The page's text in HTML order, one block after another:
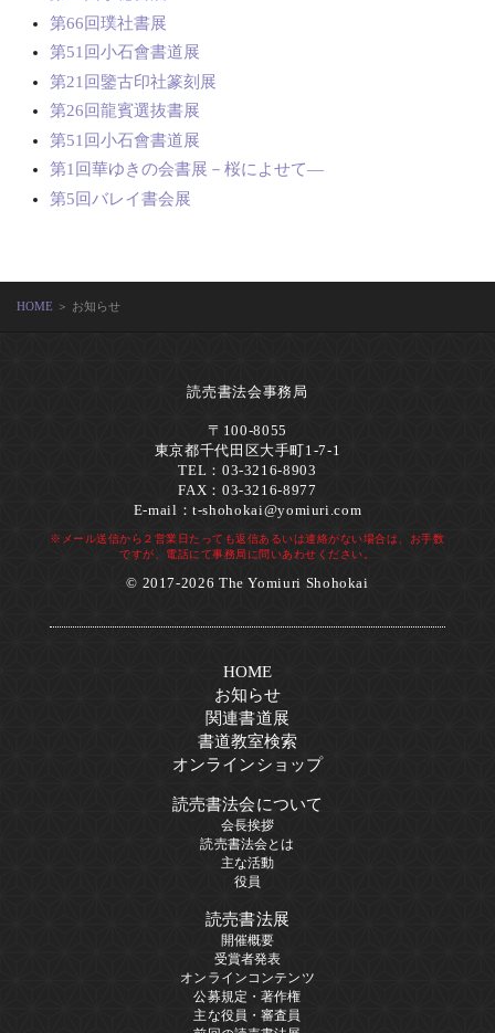
第66回璞社書展
第51回小石會書道展
第21回鑒古印社篆刻展
第26回龍賓選抜書展
第51回小石會書道展
第1回華ゆきの会書展－桜によせて―
第5回バレイ書会展
HOME ＞ お知らせ
読売書法会事務局
〒100-8055
東京都千代田区大手町1-7-1
TEL：03-3216-8903
FAX：03-3216-8977
E-mail：t-shohokai@yomiuri.com
※メール送信から２営業日たっても返信あるいは連絡がない場合は、お手数
ですが、電話にて事務局に問いあわせください。
© 2017-2026 The Yomiuri Shohokai
HOME
お知らせ
関連書道展
書道教室検索
オンラインショップ
読売書法会について
会長挨拶
読売書法会とは
主な活動
役員
読売書法展
開催概要
受賞者発表
オンラインコンテンツ
公募規定・著作権
主な役員・審査員